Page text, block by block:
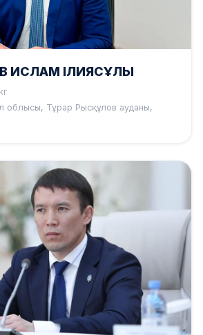
ИСЛАМ ІЛИЯСҰЛЫ
облысы, Тұрар Рысқұлов ауданы,